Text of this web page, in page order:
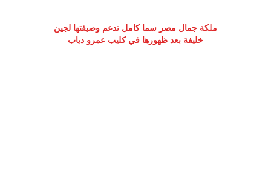
ملكة جمال مصر سما كامل تدعم وصيفتها لجين
خليفة بعد ظهورها في كليب عمرو دياب